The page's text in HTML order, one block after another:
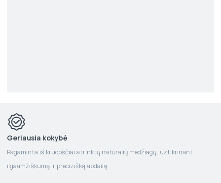
Geriausia kokybė
Pagaminta iš kruopščiai atrinktų natūralių medžiagų, užtikrinant
ilgaamžiškumą ir precizišką apdailą.